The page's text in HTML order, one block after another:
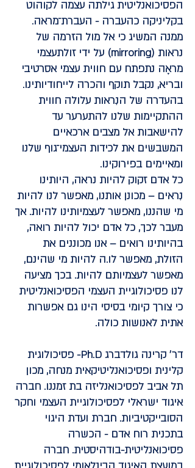
הפסיכואנליטית גילתה עצמה לקוהוט
בקליניקה כהעברה - העברת־מראה.
ממנה המשיג כי אל מול הזרמה של
נראות (mirroring) על ידי זולתעצמי
מראֶה נתפתח עם חווית עצמי אסרטיבי
ובריא, נקבל תוקף והכרה לייחודיותינו.
בהעדרה של הנִראות עלולה חווית
ההתקיימות שלנו להתערער עד
להישאבות אל מצבים ארכאיים
המשבשים את לכידות העצמי־גוף שלנו
ומאיימים בפירוקינו.
כל אדם זקוק להיות נראה, היותינו
נִראים – מכונן אותנו, מאפשר לנו להיות
מי שהננו, מאפשר לעצמיותינו להיות. אך
מעבר לכך, כל אדם יכול להיות רואה,
בהיותינו רואים – אנו מכוננים את
הזולת, מאפשר לו.ה להיות מי שהינם,
מאפשר לעצמיותם להיות. בכך מציעה
לנו פסיכולוגיית העצמי הפסיכואנליטית
כי צורך קיומי בסיסי הינו גם אפשרות
אתית לאנושות כולה.
דר׳ קרינה גולדברג Ph.D-
פסיכולוגית
קלינית ופסיכואנליטיקאית מנחה, מכון
תל אביב לפסיכואנליזה בת זמננו. חברה
איגוד ישראלי לפסיכולוגיית העצמי וחקר
הסובייקטיביות. חברת ועדת היגוי
בתכנית רוח אדם - הכשרה
פסיכואנליטית-בודהיסטית. חברה